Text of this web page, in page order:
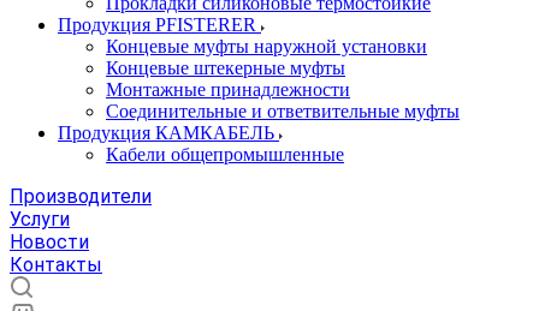
Продукция PFISTERER
Концевые муфты наружной установки
Концевые штекерные муфты
Монтажные принадлежности
Соединительные и ответвительные муфты
Продукция КАМКАБЕЛЬ
Кабели общепромышленные
Производители
Услуги
Новости
Контакты